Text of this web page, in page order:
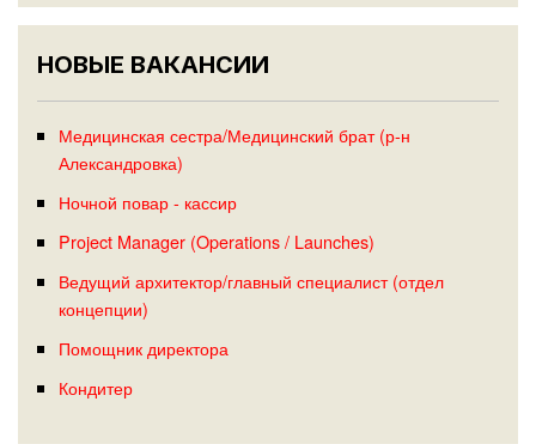
НОВЫЕ ВАКАНСИИ
Медицинская сестра/Медицинский брат (р-н
Александровка)
Ночной повар - кассир
Project Manager (Operations / Launches)
Ведущий архитектор/главный специалист (отдел
концепции)
Помощник директора
Кондитер